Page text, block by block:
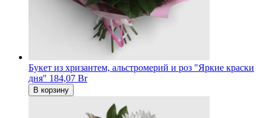
Букет из хризантем, альстромерий и роз "Яркие краски
дня" 184,07 Br
В корзину